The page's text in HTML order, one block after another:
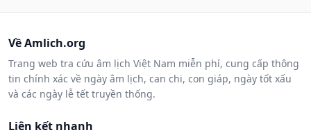
Về Amlich.org
Trang web tra cứu âm lịch Việt Nam miễn phí, cung cấp thông
tin chính xác về ngày âm lịch, can chi, con giáp, ngày tốt xấu
và các ngày lễ tết truyền thống.
Liên kết nhanh